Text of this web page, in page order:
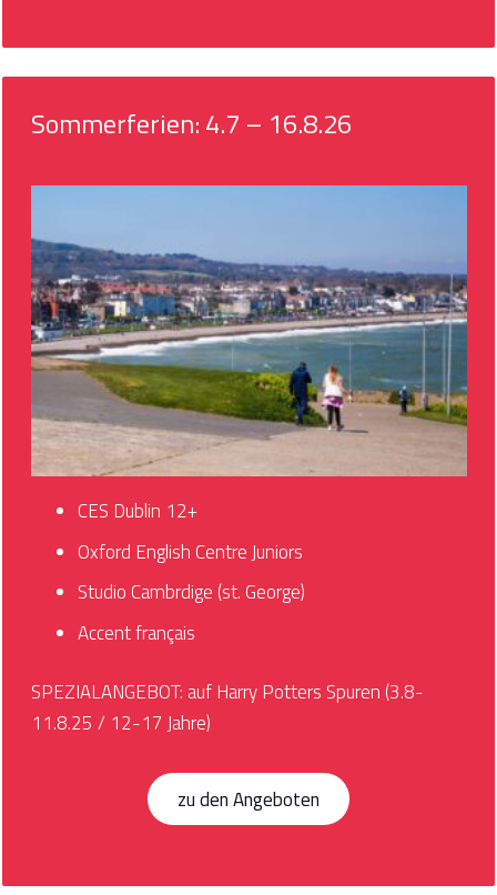
Sommerferien: 4.7 – 16.8.26
CES Dublin 12+
Oxford English Centre Juniors
Studio Cambrdige (st. George)
Accent français
SPEZIALANGEBOT: auf Harry Potters Spuren (3.8-
11.8.25 / 12-17 Jahre)
zu den Angeboten